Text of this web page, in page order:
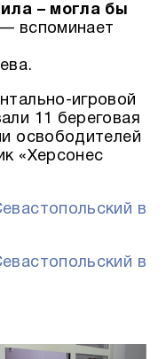
– могла бы
вспоминает
игровой
11 береговая
освободителей
«Херсонес
в
в